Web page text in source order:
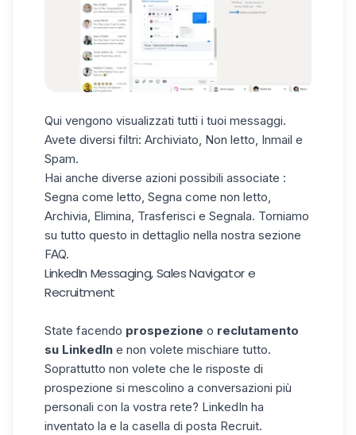
Qui vengono visualizzati tutti i tuoi messaggi.
Avete diversi filtri: Archiviato, Non letto, Inmail e
Spam.
Hai anche diverse azioni possibili associate :
Segna come letto, Segna come non letto,
Archivia, Elimina, Trasferisci e Segnala. Torniamo
su tutto questo in dettaglio nella nostra sezione
FAQ.
LinkedIn Messaging, Sales Navigator e
Recruitment
State facendo prospezione o reclutamento
su LinkedIn e non volete mischiare tutto.
Soprattutto non volete che le risposte di
prospezione si mescolino a conversazioni più
personali con la vostra rete? LinkedIn ha
inventato la e la casella di posta Recruit.